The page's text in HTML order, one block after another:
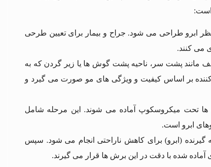
ابرو طراحی می شود. جراح و بیمار برای تعیین طرحی
می کنند.
مانند پشت سر، ناحیه پشت گوش ها یا زیر گردن که به
بر اساس کیفیت و ویژگی های مو صورت می گیرد و
ها تحت میکروسکوپ آماده می شوند. این مرحله شامل
ابرو است.
(ابرو) برای کاهش ناراحتی انجام می شود. سپس
شده با دقت در این برش ها قرار می گیرند.